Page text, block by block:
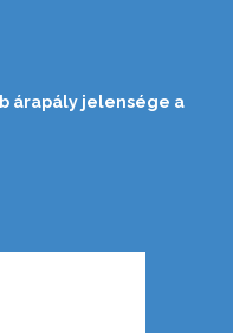
árapály jelensége a